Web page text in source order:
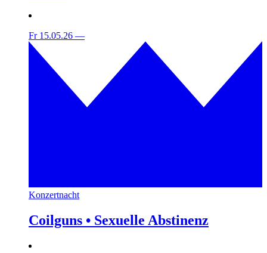
Fr 15.05.26 —
Konzertnacht
Coilguns • Sexuelle Abstinenz